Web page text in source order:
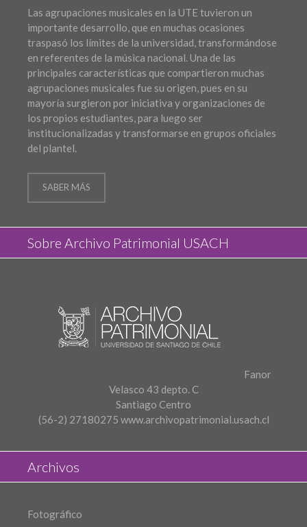
Las agrupaciones musicales en la UTE tuvieron un
importante desarrollo, que en muchas ocasiones
traspasó los límites de la universidad, transformándose
en referentes de la música nacional. Una de las
principales características que compartieron muchas
agrupaciones musicales fue su origen, pues en su
mayoría surgieron por iniciativa y organizaciones de
los propios estudiantes, para luego ser
institucionalizadas y transformarse en grupos oficiales
del plantel.
SABER MÁS
Sobre Archivo Patrimonial USACH
Fanor
Velasco 43 depto. C
Santiago Centro
(56-2) 27180275 www.archivopatrimonial.usach.cl
Archivos
Fotográfico